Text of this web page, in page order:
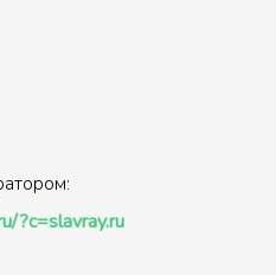
?c=slavray.ru